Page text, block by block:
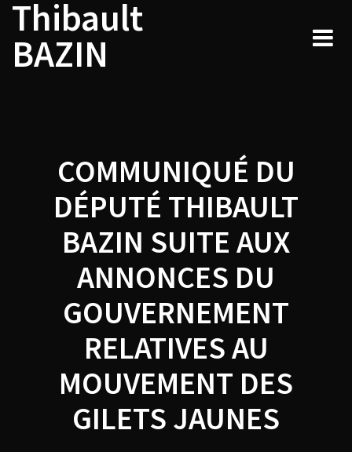
Skip
content
Thibault
BAZIN
COMMUNIQUÉ DU
DÉPUTÉ THIBAULT
BAZIN SUITE AUX
ANNONCES DU
GOUVERNEMENT
RELATIVES AU
MOUVEMENT DES
GILETS JAUNES
Navigation
de